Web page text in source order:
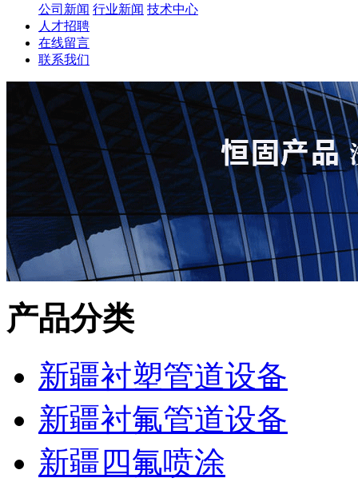
公司新闻 行业新闻 技术中心
人才招聘
在线留言
联系我们
产品分类
新疆衬塑管道设备
新疆衬氟管道设备
新疆四氟喷涂